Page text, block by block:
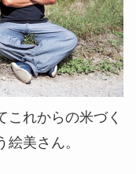
これからの米づく
美さん。